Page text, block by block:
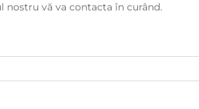
nostru vă va contacta în curând.